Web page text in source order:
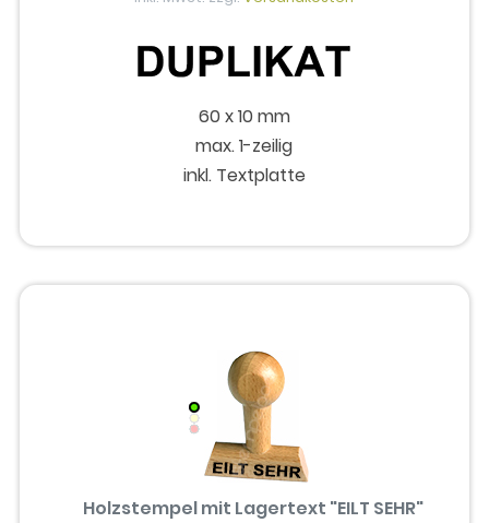
60 x 10 mm
max. 1-zeilig
inkl. Textplatte
Holzstempel mit Lagertext "EILT SEHR"